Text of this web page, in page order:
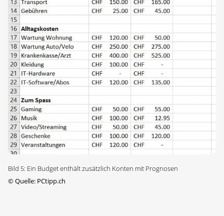
Bild 5: Ein Budget enthält zusätzlich Konten mit Prognosen
©Quelle: PCtipp.ch